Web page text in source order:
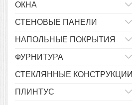
ОКНА
СТЕНОВЫЕ ПАНЕЛИ
НАПОЛЬНЫЕ ПОКРЫТИЯ
ФУРНИТУРА
СТЕКЛЯННЫЕ КОНСТРУКЦИИ
ПЛИНТУС